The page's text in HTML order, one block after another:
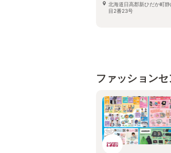
北海道日高郡新ひだか町
目2番23号
ファッション